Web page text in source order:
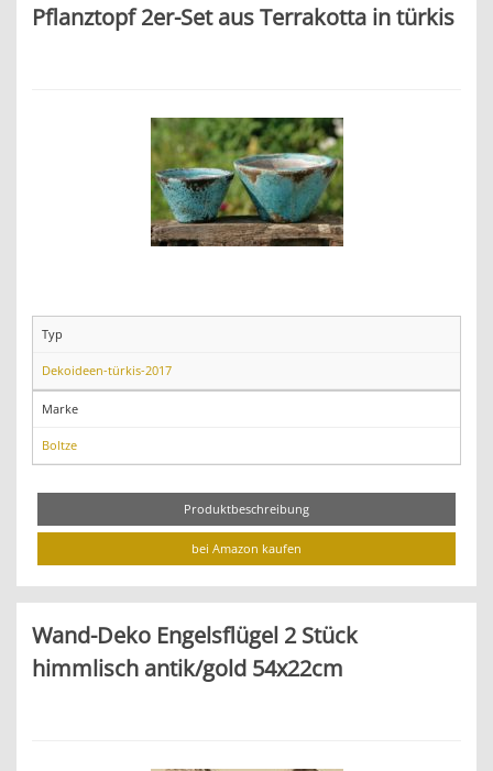
Pflanztopf 2er-Set aus Terrakotta in türkis
Typ
Dekoideen-türkis-2017
Marke
Boltze
Produktbeschreibung
bei Amazon kaufen
Wand-Deko Engelsflügel 2 Stück
himmlisch antik/gold 54x22cm